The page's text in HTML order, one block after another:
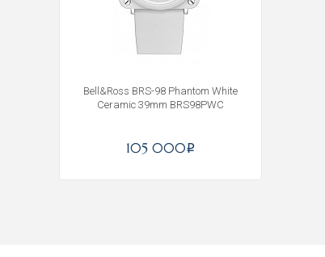
Bell&Ross BRS-98 Phantom White
Ceramic 39mm BRS98PWC
105 000i